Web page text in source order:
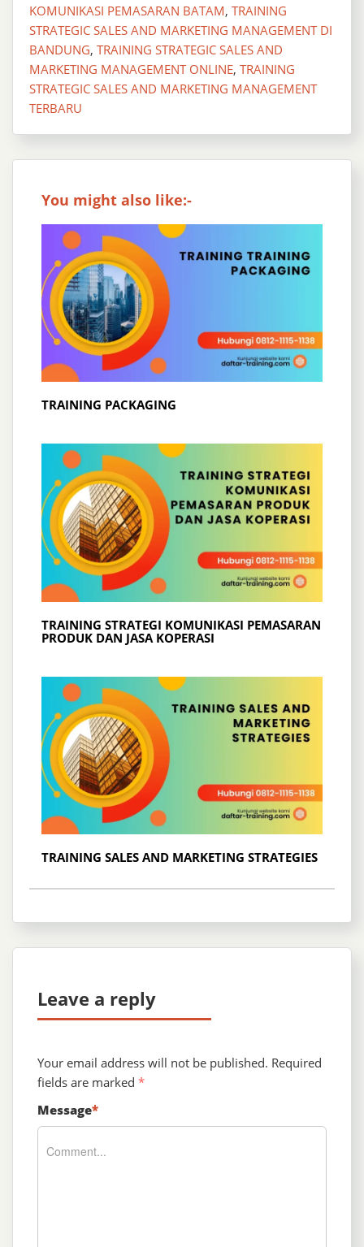
KOMUNIKASI PEMASARAN BATAM, TRAINING
STRATEGIC SALES AND MARKETING MANAGEMENT DI
BANDUNG, TRAINING STRATEGIC SALES AND
MARKETING MANAGEMENT ONLINE, TRAINING
STRATEGIC SALES AND MARKETING MANAGEMENT
TERBARU
You might also like:-
TRAINING PACKAGING
TRAINING STRATEGI KOMUNIKASI PEMASARAN
PRODUK DAN JASA KOPERASI
TRAINING SALES AND MARKETING STRATEGIES
Leave a reply
Your email address will not be published. Required
fields are marked *
Message*